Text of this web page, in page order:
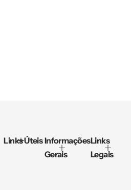
Links ÚteisInformações
Gerais
Links
Legais